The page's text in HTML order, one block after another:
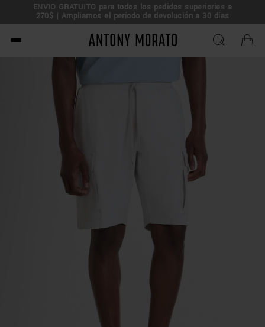
ENVÍO GRATUITO para todos los pedidos superiories a
270$ | Ampliamos el período de devolución a 30 días
Antony Morato - Official